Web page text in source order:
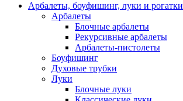
Арбалеты, боуфишинг, луки и рогатки
Арбалеты
Блочные арбалеты
Рекурсивные арбалеты
Арбалеты-пистолеты
Боуфишинг
Духовые трубки
Луки
Блочные луки